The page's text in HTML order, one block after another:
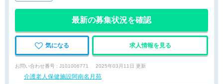
最新の募集状況を確認
気になる 求人情報を見る
お問い合わせ番号 : J101006771 2025年03月11日 更新
介護老人保健施設阿南名月苑